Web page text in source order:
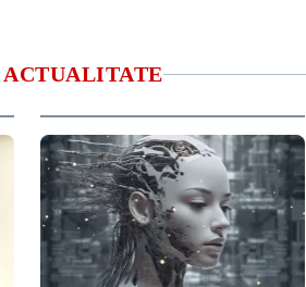
ACTUALITATE